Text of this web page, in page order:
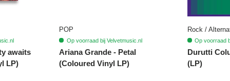
awaits
LP)
POP
Op voorraad bij Velvetmusic.nl
Ariana Grande - Petal
(Coloured Vinyl LP)
Rock /
Op voorraad
Durutti
(LP)